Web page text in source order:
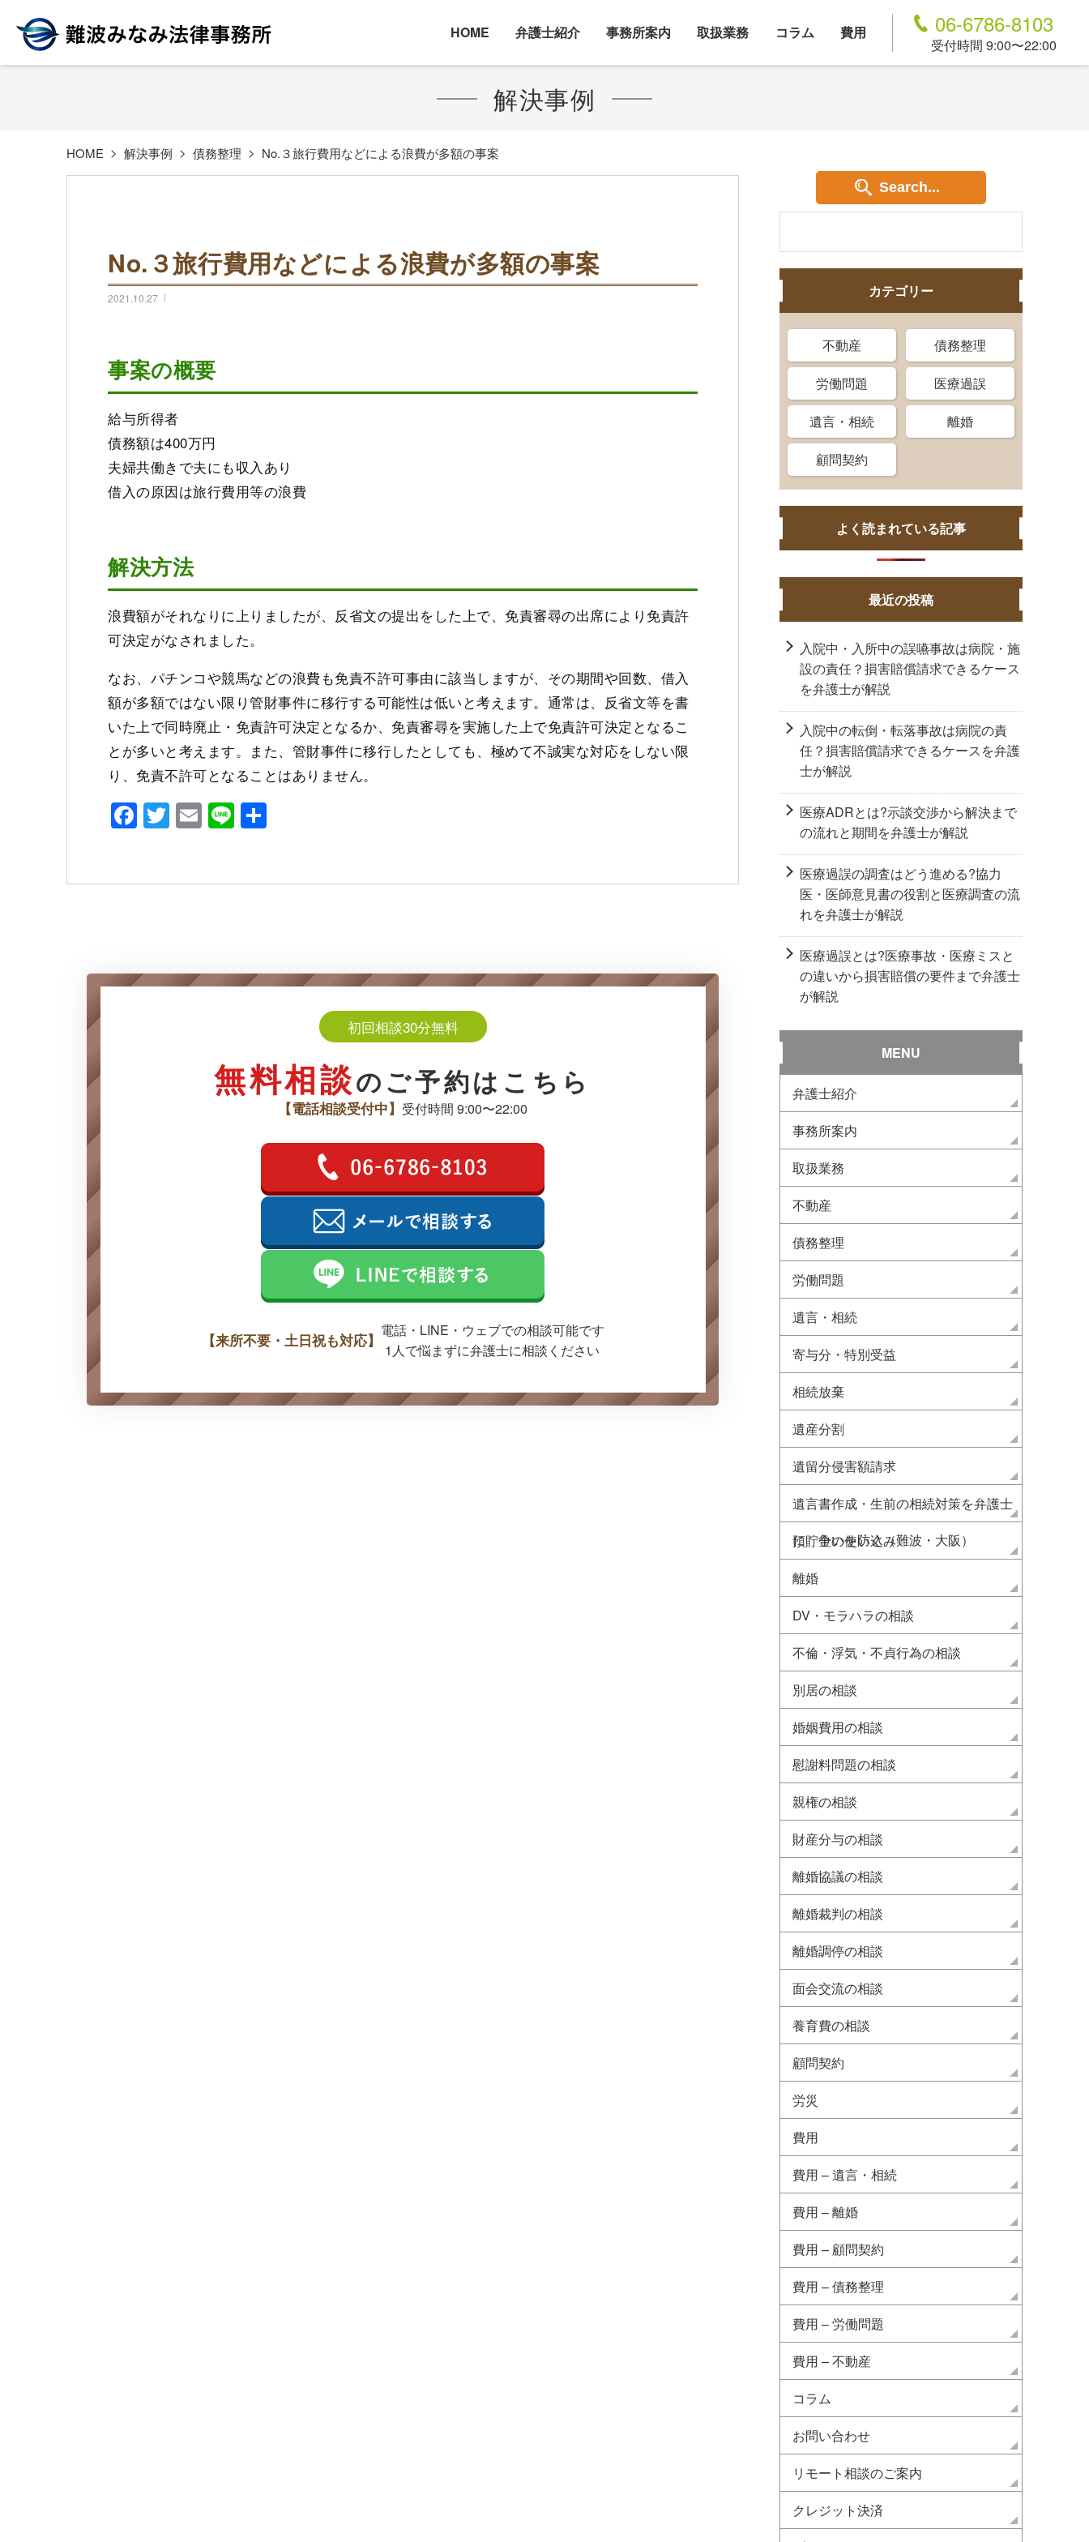
HOME 弁護士紹介 事務所案内 取扱業務 コラム 費用 06-6786-8103
受付時間 9:00〜22:00
解決事例
HOME 解決事例 債務整理 No.３旅行費用などによる浪費が多額の事案
No.３旅行費用などによる浪費が多額の事案
2021.10.27
事案の概要
給与所得者
債務額は400万円
夫婦共働きで夫にも収入あり
借入の原因は旅行費用等の浪費
解決方法
浪費額がそれなりに上りましたが、反省文の提出をした上で、免責審尋の出席により免責許
可決定がなされました。
なお、パチンコや競馬などの浪費も免責不許可事由に該当しますが、その期間や回数、借入
額が多額ではない限り管財事件に移行する可能性は低いと考えます。通常は、反省文等を書
いた上で同時廃止・免責許可決定となるか、免責審尋を実施した上で免責許可決定となるこ
とが多いと考えます。また、管財事件に移行したとしても、極めて不誠実な対応をしない限
り、免責不許可となることはありません。
Facebook
Twitter
Email
Line
初回相談30分無料
無料相談のご予約はこちら
【電話相談受付中】 受付時間 9:00〜22:00
【来所不要・土日祝も対応】 電話・LINE・ウェブでの相談可能です
1人で悩まずに弁護士に相談ください
Search...
カテゴリー
不動産 債務整理
労働問題 医療過誤
遺言・相続 離婚
顧問契約
よく読まれている記事
最近の投稿
入院中・入所中の誤嚥事故は病院・施
設の責任？損害賠償請求できるケース
を弁護士が解説
入院中の転倒・転落事故は病院の責
任？損害賠償請求できるケースを弁護
士が解説
医療ADRとは?示談交渉から解決まで
の流れと期間を弁護士が解説
医療過誤の調査はどう進める?協力
医・医師意見書の役割と医療調査の流
れを弁護士が解説
医療過誤とは?医療事故・医療ミスと
の違いから損害賠償の要件まで弁護士
が解説
MENU
弁護士紹介
事務所案内
取扱業務
不動産
債務整理
労働問題
遺言・相続
寄与分・特別受益
相続放棄
遺産分割
遺留分侵害額請求
遺言書作成・生前の相続対策を弁護士
に 争いを防ぐ（難波・大阪）
預貯金の使い込み
離婚
DV・モラハラの相談
不倫・浮気・不貞行為の相談
別居の相談
婚姻費用の相談
慰謝料問題の相談
親権の相談
財産分与の相談
離婚協議の相談
離婚裁判の相談
離婚調停の相談
面会交流の相談
養育費の相談
顧問契約
労災
費用
費用 – 遺言・相続
費用 – 離婚
費用 – 顧問契約
費用 – 債務整理
費用 – 労働問題
費用 – 不動産
コラム
お問い合わせ
リモート相談のご案内
クレジット決済